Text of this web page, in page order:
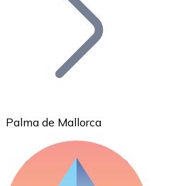
Palma de Mallorca